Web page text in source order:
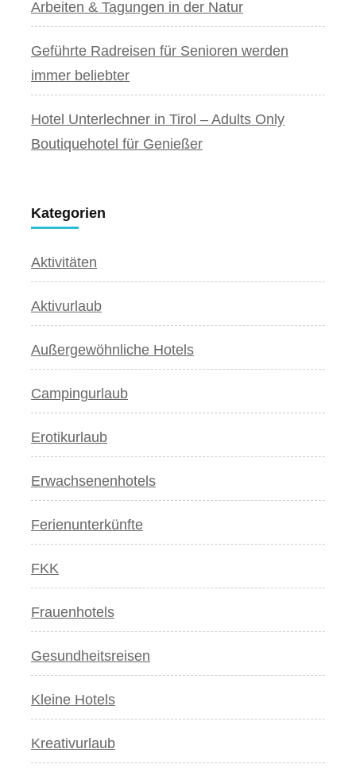
Arbeiten & Tagungen in der Natur
Geführte Radreisen für Senioren werden
immer beliebter
Hotel Unterlechner in Tirol – Adults Only
Boutiquehotel für Genießer
Kategorien
Aktivitäten
Aktivurlaub
Außergewöhnliche Hotels
Campingurlaub
Erotikurlaub
Erwachsenenhotels
Ferienunterkünfte
FKK
Frauenhotels
Gesundheitsreisen
Kleine Hotels
Kreativurlaub